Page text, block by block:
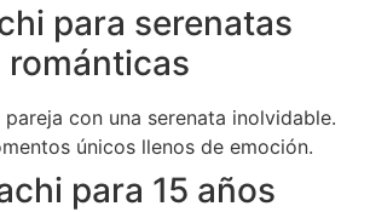
para serenatas
románticas
con una serenata inolvidable.
únicos llenos de emoción.
para 15 años